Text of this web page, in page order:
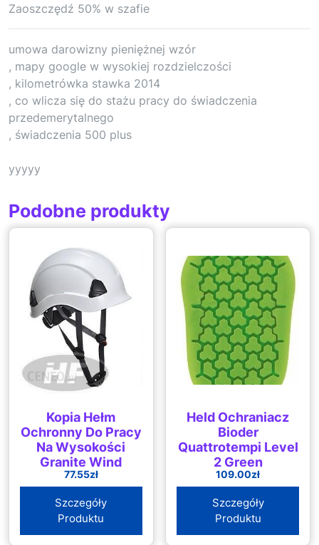
Zaoszczędź 50% w szafie
umowa darowizny pieniężnej wzór
, mapy google w wysokiej rozdzielczości
, kilometrówka stawka 2014
, co wlicza się do stażu pracy do świadczenia
przedemerytalnego
, świadczenia 500 plus
yyyyy
Podobne produkty
Kopia Hełm
Ochronny Do Pracy
Na Wysokości
Granite Wind
77.55zł
Szczegóły
Produktu
Held Ochraniacz
Bioder
Quattrotempi Level
2 Green
109.00zł
Szczegóły
Produktu